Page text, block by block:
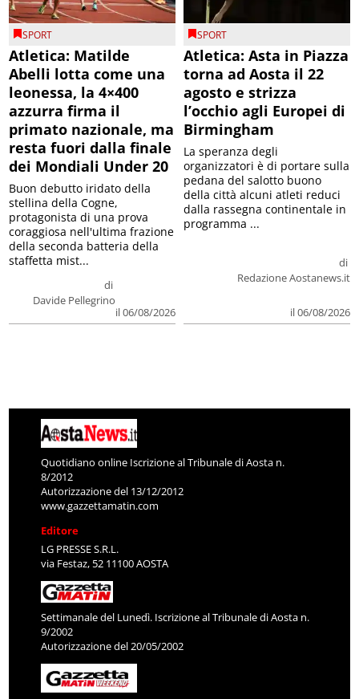
SPORT
Atletica: Matilde
Abelli lotta come una
leonessa, la 4×400
azzurra firma il
primato nazionale, ma
resta fuori dalla finale
dei Mondiali Under 20
di
Davide Pellegrino
il 06/08/2026
Buon debutto iridato della
stellina della Cogne,
protagonista di una prova
coraggiosa nell'ultima frazione
della seconda batteria della
staffetta mist...
SPORT
Atletica: Asta in Piazza
torna ad Aosta il 22
agosto e strizza
l’occhio agli Europei di
Birmingham
di
Redazione Aostanews.it
il 06/08/2026
La speranza degli
organizzatori è di portare sulla
pedana del salotto buono
della città alcuni atleti reduci
dalla rassegna continentale in
programma ...
Quotidiano online Iscrizione al Tribunale di Aosta n.
8/2012
Autorizzazione del 13/12/2012
www.gazzettamatin.com
Editore
LG PRESSE S.R.L.
via Festaz, 52 11100 AOSTA
Settimanale del Lunedì. Iscrizione al Tribunale di Aosta n.
9/2002
Autorizzazione del 20/05/2002